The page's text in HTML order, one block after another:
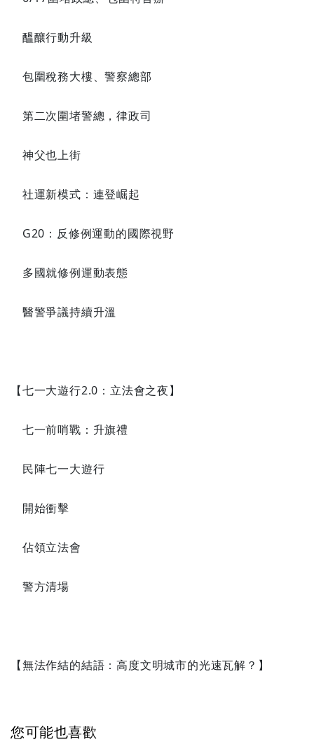
醞釀行動升級
包圍稅務大樓、警察總部
第二次圍堵警總，律政司
神父也上街
社運新模式：連登崛起
G20：反修例運動的國際視野
多國就修例運動表態
醫警爭議持續升溫
【七一大遊行2.0：立法會之夜】
七一前哨戰：升旗禮
民陣七一大遊行
開始衝擊
佔領立法會
警方清場
【無法作結的結語：高度文明城市的光速瓦解？】
您可能也喜歡